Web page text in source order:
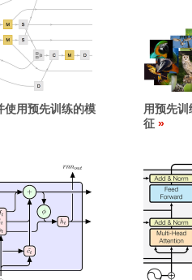
使用预先训练的模
用预先
征